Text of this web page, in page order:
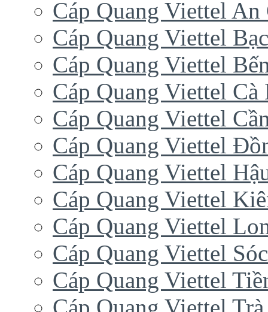
Cáp Quang Viettel An
Cáp Quang Viettel
Cáp Quang Viettel
Cáp Quang Viettel Cà
Cáp Quang Viettel
Cáp Quang Viettel
Cáp Quang Viettel
Cáp Quang Viettel
Cáp Quang Viettel
Cáp Quang Viettel
Cáp Quang Viettel